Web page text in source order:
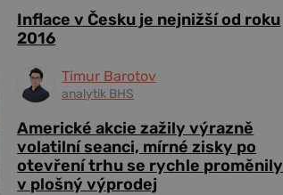
Inflace v Česku je nejnižší od roku
2016
Timur Barotov
analytik BHS
Americké akcie zažily výrazně
volatilní seanci, mírné zisky po
otevření trhu se rychle proměnily
v plošný výprodej